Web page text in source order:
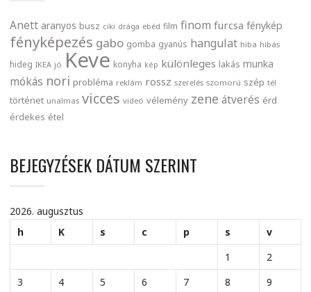
Anett aranyos busz ciki drága ebéd film finom furcsa fénykép
fényképezés gabo gomba gyanús hangulat hiba hibás
hideg IKEA jó Keve konyha kép különleges lakás munka
mókás nori probléma reklám rossz szerelés szomorú szép tél
történet unalmas vicces videó vélemény zene átverés érd
érdekes étel
BEJEGYZÉSEK DÁTUM SZERINT
2026. augusztus
h
K s c p s
v
1
2
3
4 5 6 7 8
9